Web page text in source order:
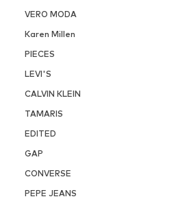
VERO MODA
Karen Millen
PIECES
LEVI'S
CALVIN KLEIN
TAMARIS
EDITED
GAP
CONVERSE
PEPE JEANS